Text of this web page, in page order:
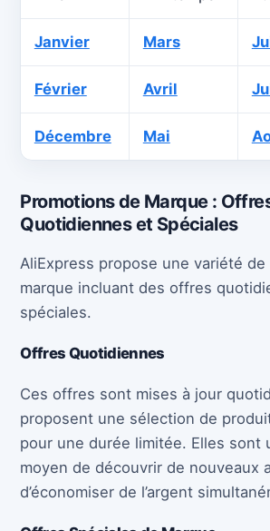
Janvier Mars
Février Avril
Décembre Mai
Promotions de Marque :
Quotidiennes et Spéciales
AliExpress propose une variété de
marque incluant des offres
spéciales.
Offres Quotidiennes
Ces offres sont mises à jour
proposent une sélection de
pour une durée limitée. Elles sont
moyen de découvrir de nouveaux
d’économiser de l’argent